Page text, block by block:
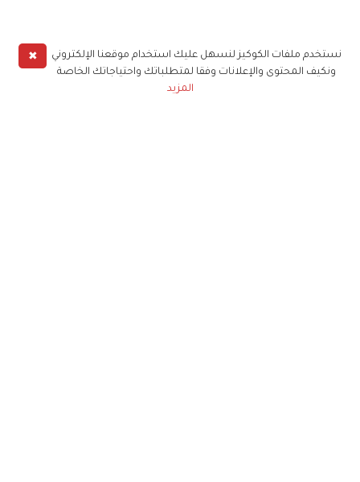
✖
نستخدم ملفات الكوكيز لنسهل عليك استخدام موقعنا الإلكتروني
ونكيف المحتوى والإعلانات وفقا لمتطلباتك واحتياجاتك الخاصة
المزيد